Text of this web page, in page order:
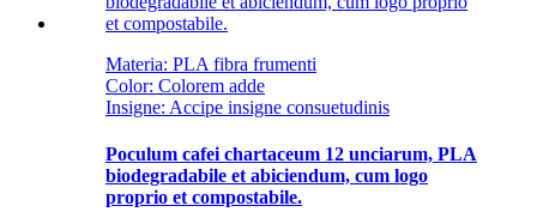
Materia: PLA fibra frumenti
Color: Colorem adde
Insigne: Accipe insigne consuetudinis
Poculum cafei chartaceum 12 unciarum, PLA
biodegradabile et abiciendum, cum logo
proprio et compostabile.